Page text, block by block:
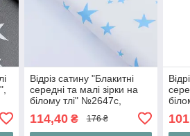
Відріз сатину "Блакитні
середні та малі зірки на
білому тлі" №2647с,
114,40₴ 176 ₴